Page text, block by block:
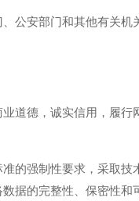
公安部门和其他有关机
道德，诚实信用，履行
的强制性要求，采取技
据的完整性、保密性和